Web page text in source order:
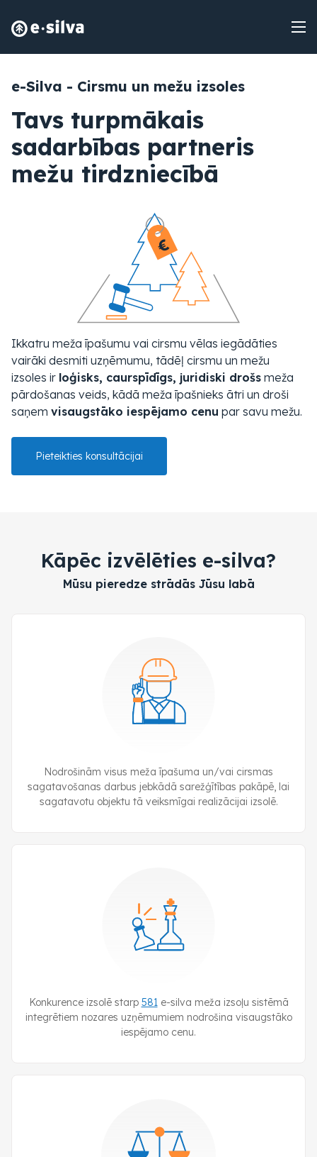
e-Silva - Cirsmu un mežu izsoles
Tavs turpmākais
sadarbības partneris
mežu tirdzniecībā
Ikkatru meža īpašumu vai cirsmu vēlas iegādāties
vairāki desmiti uzņēmumu, tādēļ cirsmu un mežu
izsoles ir loģisks, caurspīdīgs, juridiski drošs meža
pārdošanas veids, kādā meža īpašnieks ātri un droši
saņem visaugstāko iespējamo cenu par savu mežu.
Pieteikties konsultācijai
Kāpēc izvēlēties e-silva?
Mūsu pieredze strādās Jūsu labā
Nodrošinām visus meža īpašuma un/vai cirsmas
sagatavošanas darbus jebkādā sarežģītības pakāpē, lai
sagatavotu objektu tā veiksmīgai realizācijai izsolē.
Konkurence izsolē starp 581 e-silva meža izsoļu sistēmā
integrētiem nozares uzņēmumiem nodrošina visaugstāko
iespējamo cenu.